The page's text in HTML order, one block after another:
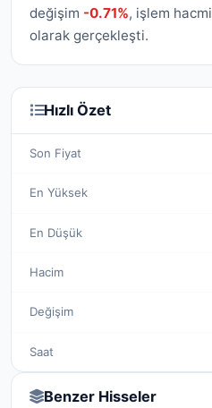
değişim -0.71%, işlem hacmi
olarak gerçekleşti.
Hızlı Özet
Son Fiyat
En Yüksek
En Düşük
Hacim
Değişim
Saat
Benzer Hisseler